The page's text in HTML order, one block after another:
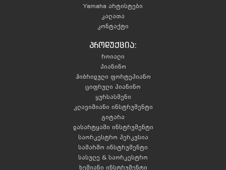
Yamaha არტისტები
კალათა
კონტაქტი
პროდუქცია:
როიალი
პიანინო
ჰიბრიდული ფორტეპიანო
ციფრული პიანინო
ყურსასმენი
კლავიშიანი ინსტრუმენტი
გიტარა
დასარტყამი ინსტრუმენტი
საორკესტრო პერკუსია
სამარშო ინსტრუმენტი
სასულე & საორკესტრო
ხემიანი ინსტრუმენტი